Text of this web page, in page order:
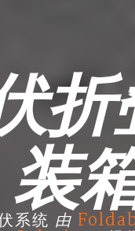
装
系统 由